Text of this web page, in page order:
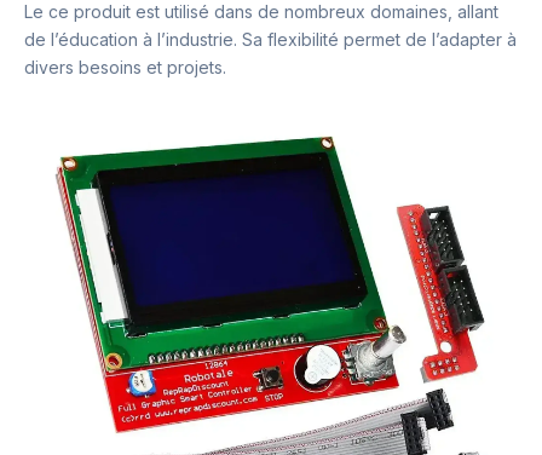
Le ce produit est utilisé dans de nombreux domaines, allant
de l’éducation à l’industrie. Sa flexibilité permet de l’adapter à
divers besoins et projets.